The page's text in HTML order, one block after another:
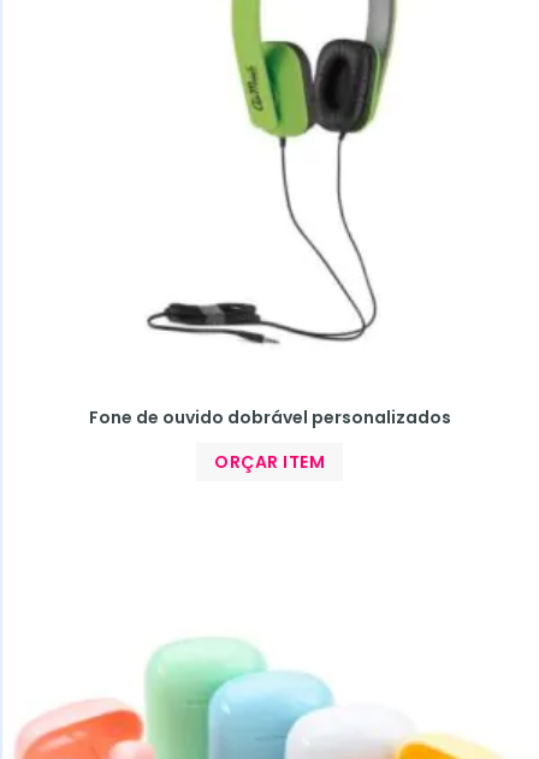
Fone de ouvido dobrável personalizados
ORÇAR ITEM